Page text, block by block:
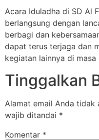
Acara Iduladha di SD Al
berlangsung dengan
berbagi dan
dapat terus terjaga dan
kegiatan lainnya di masa
Tinggalkan
Alamat email Anda tidak
wajib ditandai *
Komentar *